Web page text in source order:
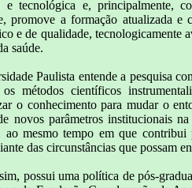
e tecnológica e, principalmente,
promove a formação atualizada e
e de qualidade, tecnologicamente
saúde.
Paulista entende a pesquisa
métodos científicos
o conhecimento para mudar o
novos parâmetros institucionais
ao mesmo tempo em que
das circunstâncias que possam
possui uma política de pós-